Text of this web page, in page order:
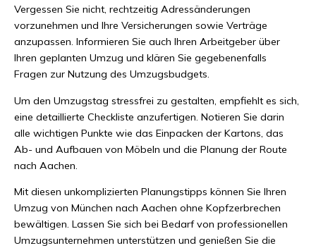
Vergessen Sie nicht, rechtzeitig Adressänderungen
vorzunehmen und Ihre Versicherungen sowie Verträge
anzupassen. Informieren Sie auch Ihren Arbeitgeber über
Ihren geplanten Umzug und klären Sie gegebenenfalls
Fragen zur Nutzung des Umzugsbudgets.
Um den Umzugstag stressfrei zu gestalten, empfiehlt es sich,
eine detaillierte Checkliste anzufertigen. Notieren Sie darin
alle wichtigen Punkte wie das Einpacken der Kartons, das
Ab- und Aufbauen von Möbeln und die Planung der Route
nach Aachen.
Mit diesen unkomplizierten Planungstipps können Sie Ihren
Umzug von München nach Aachen ohne Kopfzerbrechen
bewältigen. Lassen Sie sich bei Bedarf von professionellen
Umzugsunternehmen unterstützen und genießen Sie die